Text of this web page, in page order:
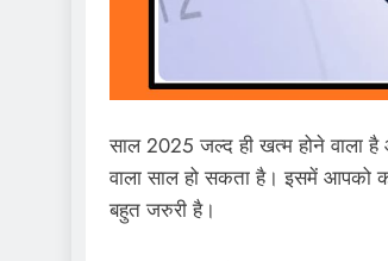
साल 2025 जल्द ही खत्म होने वाला
वाला साल हो सकता है। इसमें आपको
बहुत जरुरी है।